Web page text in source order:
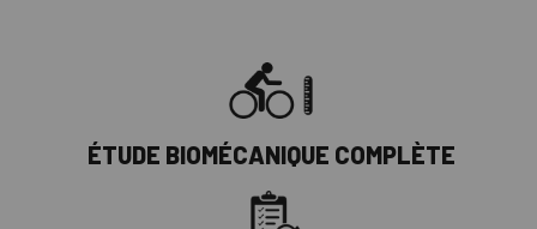
ÉTUDE BIOMÉCANIQUE COMPLÈTE